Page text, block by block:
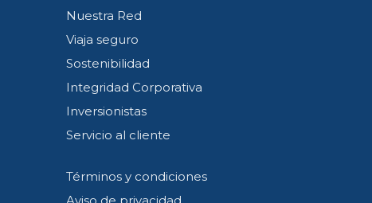
Nuestra Red
Viaja seguro
Sostenibilidad
Integridad Corporativa
Inversionistas
Servicio al cliente
Términos y condiciones